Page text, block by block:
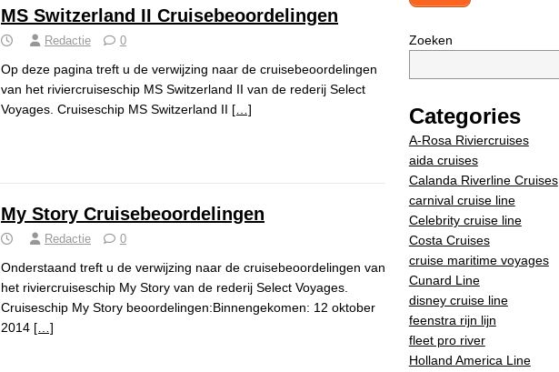
MS Switzerland II Cruisebeoordelingen
Redactie 0
Op deze pagina treft u de verwijzing naar de cruisebeoordelingen
van het riviercruiseschip MS Switzerland II van de rederij Select
Voyages. Cruiseschip MS Switzerland II […]
My Story Cruisebeoordelingen
Redactie 0
Onderstaand treft u de verwijzing naar de cruisebeoordelingen van
het riviercruiseschip My Story van de rederij Select Voyages.
Cruiseschip My Story beoordelingen:Binnengekomen: 12 oktober
2014 […]
Zoeken
Categories
A-Rosa Riviercruises
aida cruises
Calanda Riverline Cruises
carnival cruise line
Celebrity cruise line
Costa Cruises
cruise maritime voyages
Cunard Line
disney cruise line
feenstra rijn lijn
fleet pro river
Holland America Line